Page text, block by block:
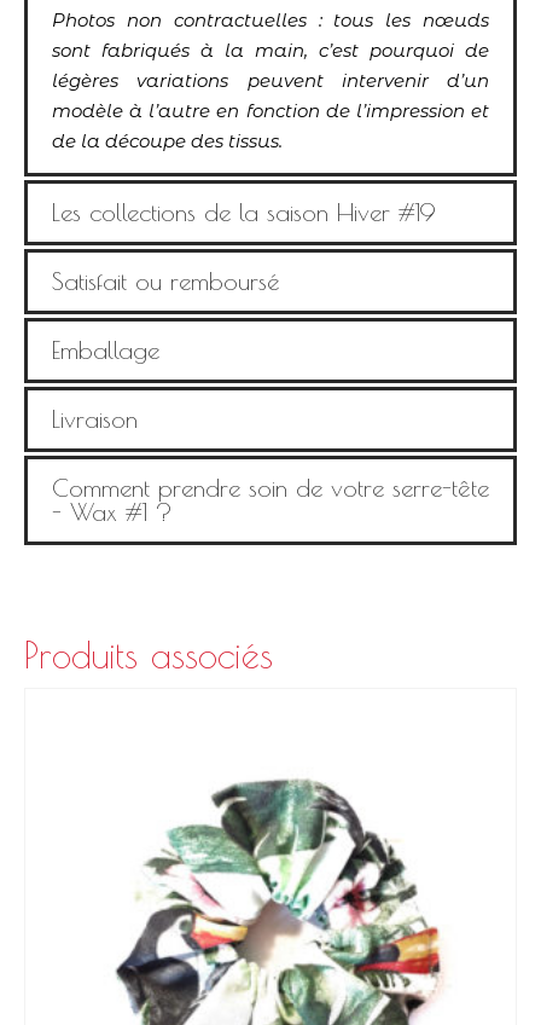
Photos non contractuelles : tous les nœuds
sont fabriqués à la main, c’est pourquoi de
légères variations peuvent intervenir d’un
modèle à l’autre en fonction de l’impression et
de la découpe des tissus.
Les collections de la saison Hiver #19
Satisfait ou remboursé
Emballage
Livraison
Comment prendre soin de votre serre-tête
- Wax #1 ?
Produits associés